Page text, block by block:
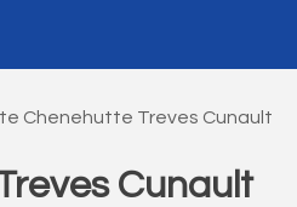
Chenehutte Treves Cunault
Cunault